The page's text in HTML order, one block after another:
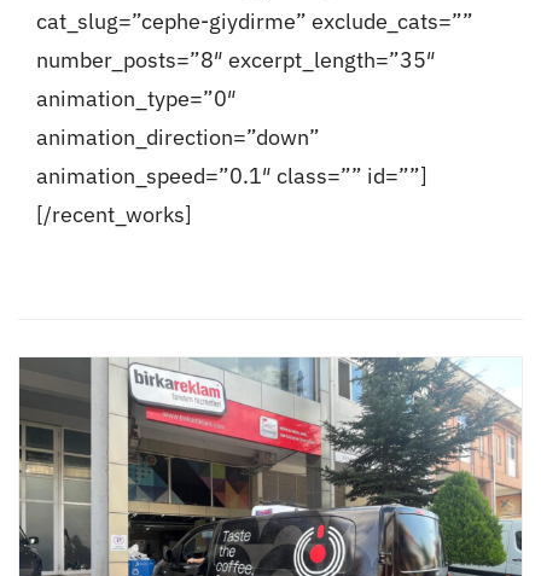
cat_slug=”cephe-giydirme” exclude_cats=””
number_posts=”8″ excerpt_length=”35″
animation_type=”0″
animation_direction=”down”
animation_speed=”0.1″ class=”” id=””]
[/recent_works]